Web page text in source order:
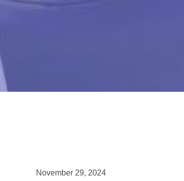
November 29, 2024